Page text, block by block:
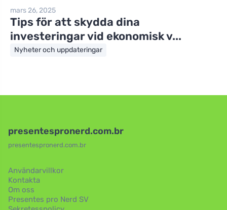
mars 26, 2025
Tips för att skydda dina
investeringar vid ekonomisk v...
Nyheter och uppdateringar
presentespronerd.com.br
presentespronerd.com.br
Användarvillkor
Kontakta
Om oss
Presentes pro Nerd SV